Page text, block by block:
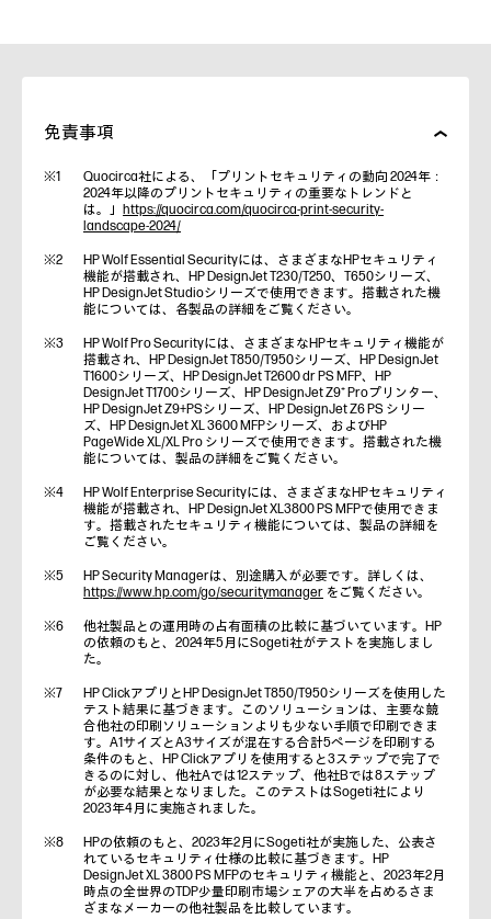
免責事項
Quocirca社による、「プリントセキュリティの動向 2024年：
2024年以降のプリントセキュリティの重要なトレンドと
は。」 https://quocirca.com/quocirca-print-security-
landscape-2024/
HP Wolf Essential Securityには、さまざまなHPセキュリティ
機能が搭載され、HP DesignJet T230/T250、T650シリーズ、
HP DesignJet Studioシリーズで使用できます。搭載された機
能については、各製品の詳細をご覧ください。
HP Wolf Pro Securityには、さまざまなHPセキュリティ機能が
搭載され、HP DesignJet T850/T950シリーズ、HP DesignJet
T1600シリーズ、HP DesignJet T2600 dr PS MFP、HP
DesignJet T1700シリーズ、HP DesignJet Z9⁺ Proプリンター、
HP DesignJet Z9+PSシリーズ、HP DesignJet Z6 PS シリー
ズ、HP DesignJet XL 3600 MFPシリーズ、およびHP
PageWide XL/XL Pro シリーズで使用できます。搭載された機
能については、製品の詳細をご覧ください。
HP Wolf Enterprise Securityには、さまざまなHPセキュリティ
機能が搭載され、HP DesignJet XL3800 PS MFPで使用できま
す。搭載されたセキュリティ機能については、製品の詳細を
ご覧ください。
HP Security Managerは、別途購入が必要です。詳しくは、
https://www.hp.com/go/securitymanager をご覧ください。
他社製品との運用時の占有面積の比較に基づいています。HP
の依頼のもと、2024年5月にSogeti社がテストを実施しまし
た。
HP ClickアプリとHP DesignJet T850/T950シリーズを使用した
テスト結果に基づきます。このソリューションは、主要な競
合他社の印刷ソリューションよりも少ない手順で印刷できま
す。A1サイズとA3サイズが混在する合計5ページを印刷する
条件のもと、HP Clickアプリを使用すると3ステップで完了で
きるのに対し、他社Aでは12ステップ、他社Bでは8ステップ
が必要な結果となりました。このテストはSogeti社により
2023年4月に実施されました。
HPの依頼のもと、2023年2月にSogeti社が実施した、公表さ
れているセキュリティ仕様の比較に基づきます。HP
DesignJet XL 3800 PS MFPのセキュリティ機能と、2023年2月
時点の全世界のTDP少量印刷市場シェアの大半を占めるさま
ざまなメーカーの他社製品を比較しています。